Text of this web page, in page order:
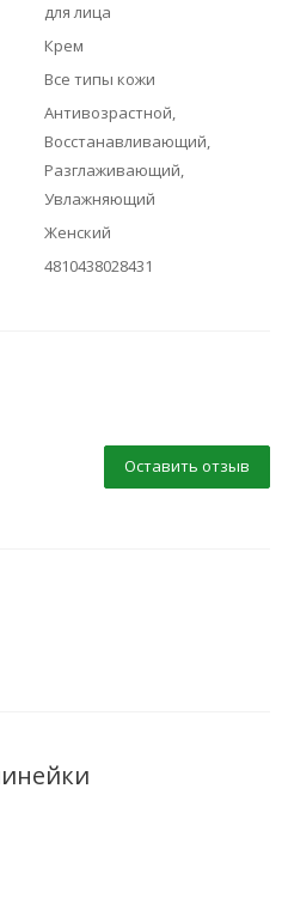
для лица
Крем
Все типы кожи
Антивозрастной,
Восстанавливающий,
Разглаживающий,
Увлажняющий
Женский
4810438028431
Оставить отзыв